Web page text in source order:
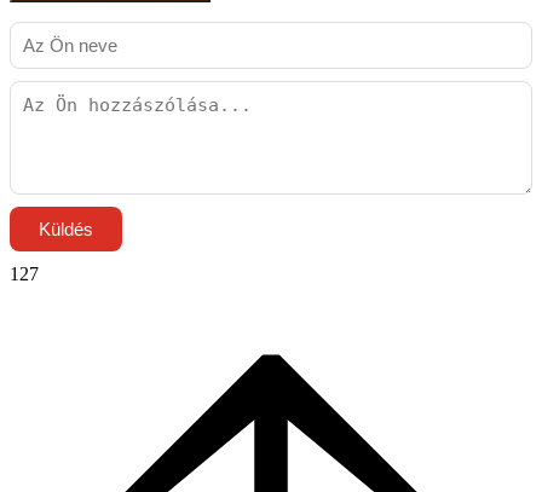
Küldés
127